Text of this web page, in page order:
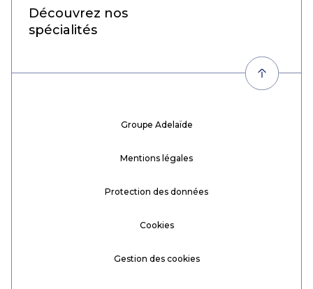
Découvrez nos
spécialités
Groupe Adelaïde
Mentions légales
Protection des données
Cookies
Gestion des cookies